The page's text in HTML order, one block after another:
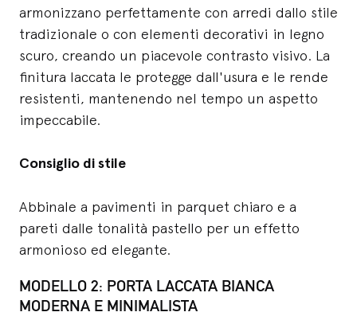
armonizzano perfettamente con arredi dallo stile
tradizionale o con elementi decorativi in legno
scuro, creando un piacevole contrasto visivo. La
finitura laccata le protegge dall'usura e le rende
resistenti, mantenendo nel tempo un aspetto
impeccabile.
Consiglio di stile
Abbinale a pavimenti in parquet chiaro e a
pareti dalle tonalità pastello per un effetto
armonioso ed elegante.
MODELLO 2: PORTA LACCATA BIANCA
MODERNA E MINIMALISTA